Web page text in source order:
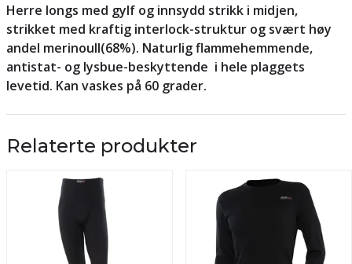
Herre longs med gylf og innsydd strikk i midjen,
strikket med kraftig interlock-struktur og svært høy
andel merinoull(68%). Naturlig flammehemmende,
antistat- og lysbue-beskyttende i hele plaggets
levetid. Kan vaskes på 60 grader.
Relaterte produkter